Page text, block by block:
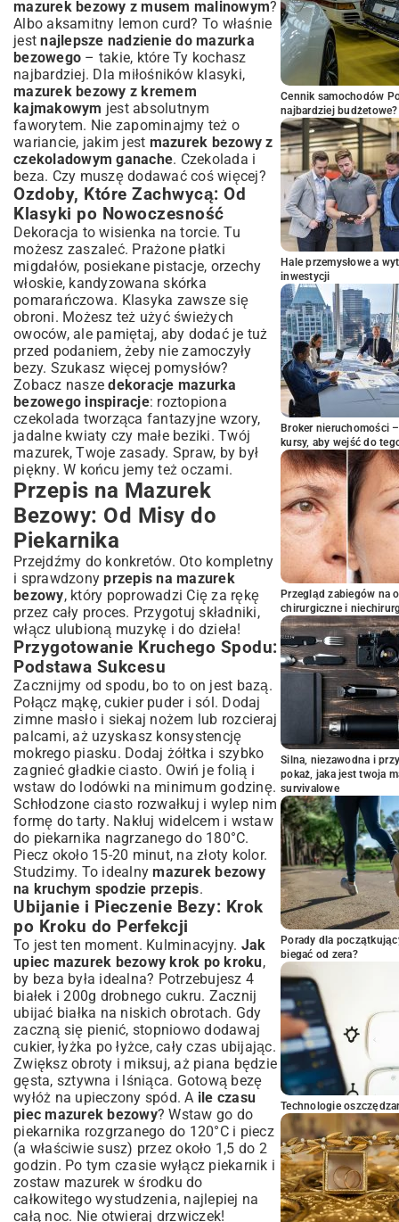
mazurek bezowy z musem malinowym?
Albo aksamitny lemon curd? To właśnie
jestnajlepsze nadzienie do mazurka
bezowego – takie, które Ty kochasz
najbardziej. Dla miłośników klasyki,
mazurek bezowy z kremem
kajmakowym jest absolutnym
faworytem. Nie zapominajmy też o
wariancie, jakim jest mazurek bezowy z
czekoladowym ganache. Czekolada i
beza. Czy muszę dodawać coś więcej?
Ozdoby, Które Zachwycą: Od
Klasyki po Nowoczesność
Dekoracja to wisienka na torcie. Tu
możesz zaszaleć. Prażone płatki
migdałów, posiekane pistacje, orzechy
włoskie, kandyzowana skórka
pomarańczowa. Klasyka zawsze się
obroni. Możesz też użyć świeżych
owoców, ale pamiętaj, aby dodać je tuż
przed podaniem, żeby nie zamoczyły
bezy. Szukasz więcej pomysłów?
Zobacz naszedekoracje mazurka
bezowego inspiracje: roztopiona
czekolada tworząca fantazyjne wzory,
jadalne kwiaty czy małe beziki. Twój
mazurek, Twoje zasady. Spraw, by był
piękny. W końcu jemy też oczami.
Przepis na Mazurek
Bezowy: Od Misy do
Piekarnika
Przejdźmy do konkretów. Oto kompletny
i sprawdzonyprzepis na mazurek
bezowy, który poprowadzi Cię za rękę
przez cały proces. Przygotuj składniki,
włącz ulubioną muzykę i do dzieła!
Przygotowanie Kruchego Spodu:
Podstawa Sukcesu
Zacznijmy od spodu, bo to on jest bazą.
Połącz mąkę, cukier puder i sól. Dodaj
zimne masło i siekaj nożem lub rozcieraj
palcami, aż uzyskasz konsystencję
mokrego piasku. Dodaj żółtka i szybko
zagnieć gładkie ciasto. Owiń je folią i
wstaw do lodówki na minimum godzinę.
Schłodzone ciasto rozwałkuj i wylep nim
formę do tarty. Nakłuj widelcem i wstaw
do piekarnika nagrzanego do 180°C.
Piecz około 15-20 minut, na złoty kolor.
Studzimy. To idealnymazurek bezowy
na kruchym spodzie przepis.
Ubijanie i Pieczenie Bezy: Krok
po Kroku do Perfekcji
To jest ten moment. Kulminacyjny. Jak
upiec mazurek bezowy krok po kroku,
by beza była idealna? Potrzebujesz 4
białek i 200g drobnego cukru. Zacznij
ubijać białka na niskich obrotach. Gdy
zaczną się pienić, stopniowo dodawaj
cukier, łyżka po łyżce, cały czas ubijając.
Zwiększ obroty i miksuj, aż piana będzie
gęsta, sztywna i lśniąca. Gotową bezę
wyłóż na upieczony spód. A ile czasu
piec mazurek bezowy? Wstaw go do
piekarnika rozgrzanego do 120°C i piecz
(a właściwie susz) przez około 1,5 do 2
godzin. Po tym czasie wyłącz piekarnik i
zostaw mazurek w środku do
całkowitego wystudzenia, najlepiej na
całą noc. Nie otwieraj drzwiczek!
Cennik samochodów
najbardziej budżetowe?
Hale przemysłowe a
inwestycji
Broker nieruchomości
kursy, aby wejść do
Przegląd zabiegów na
chirurgiczne i
Silna, niezawodna i
pokaż, jaka jest twoja
survivalowe
Porady dla
biegać od zera?
Technologie